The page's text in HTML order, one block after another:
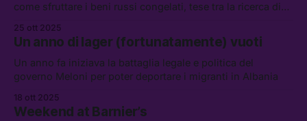
come sfruttare i beni russi congelati, tese tra la ricerca di
proprie azioni
25 ott 2025
Un anno di lager (fortunatamente) vuoti
Un anno fa iniziava la battaglia legale e politica del
governo Meloni per poter deportare i migranti in Albania
18 ott 2025
Weekend at Barnier’s